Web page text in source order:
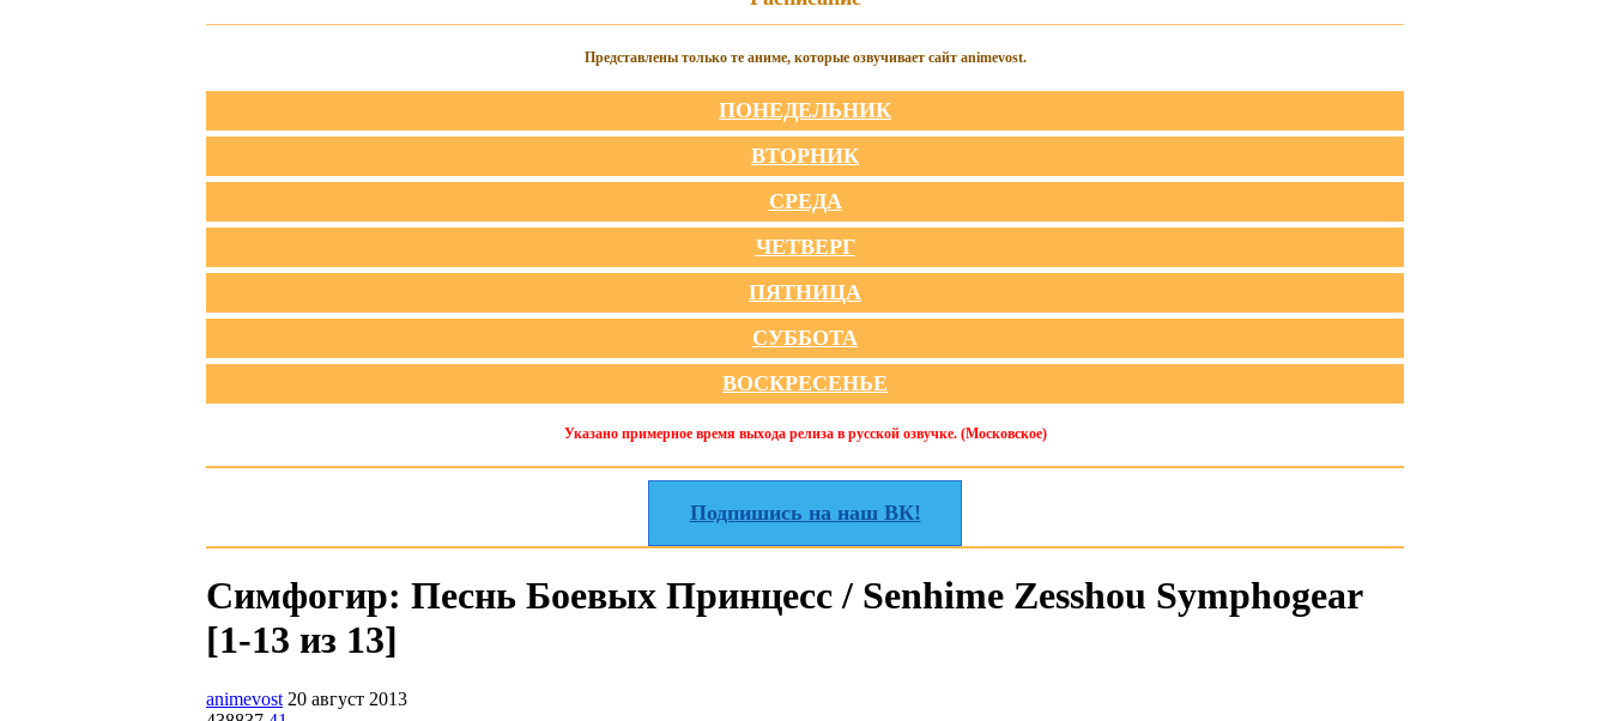
Представлены только те аниме, которые озвучивает сайт animevost.
ПОНЕДЕЛЬНИК
ВТОРНИК
СРЕДА
ЧЕТВЕРГ
ПЯТНИЦА
СУББОТА
ВОСКРЕСЕНЬЕ
Указано примерное время выхода релиза в русской озвучке. (Московское)
Подпишись на наш ВК!
Симфогир: Песнь Боевых Принцесс / Senhime Zesshou Symphogear
[1-13 из 13]
animevost 20 август 2013